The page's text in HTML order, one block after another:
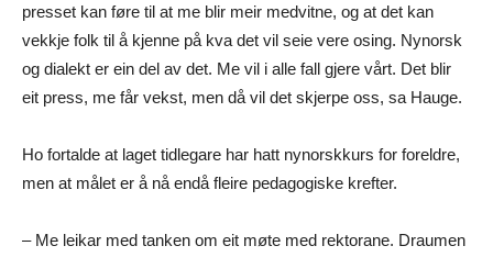
presset kan føre til at me blir meir medvitne, og at det kan
vekkje folk til å kjenne på kva det vil seie vere osing. Nynorsk
og dialekt er ein del av det. Me vil i alle fall gjere vårt. Det blir
eit press, me får vekst, men då vil det skjerpe oss, sa Hauge.
Ho fortalde at laget tidlegare har hatt nynorskkurs for foreldre,
men at målet er å nå endå fleire pedagogiske krefter.
– Me leikar med tanken om eit møte med rektorane. Draumen